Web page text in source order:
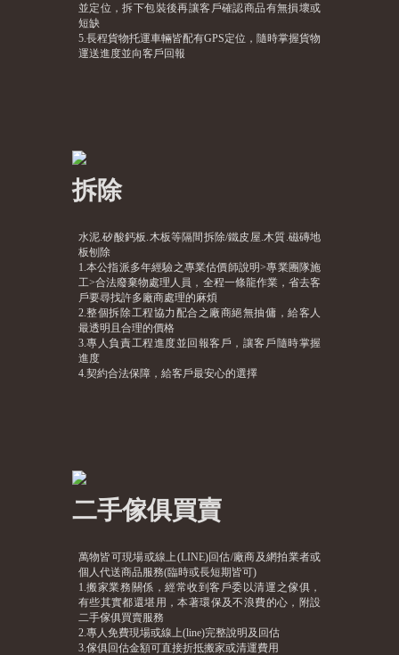
並定位，拆下包裝後再讓客戶確認商品有無損壞或
短缺
5.長程貨物托運車輛皆配有GPS定位，隨時掌握貨物
運送進度並向客戶回報
拆除
水泥.矽酸鈣板.木板等隔間拆除/鐵皮屋.木質.磁磚地
板刨除
1.本公指派多年經驗之專業估價師說明>專業團隊施
工>合法廢棄物處理人員，全程一條龍作業，省去客
戶要尋找許多廠商處理的麻煩
2.整個拆除工程協力配合之廠商絕無抽傭，給客人
最透明且合理的價格
3.專人負責工程進度並回報客戶，讓客戶隨時掌握
進度
4.契約合法保障，給客戶最安心的選擇
二手傢俱買賣
萬物皆可現場或線上(LINE)回估/廠商及網拍業者或
個人代送商品服務(臨時或長短期皆可)
1.搬家業務關係，經常收到客戶委以清運之傢俱，
有些其實都還堪用，本著環保及不浪費的心，附設
二手傢俱買賣服務
2.專人免費現場或線上(line)完整說明及回估
3.傢俱回估金額可直接折抵搬家或清運費用